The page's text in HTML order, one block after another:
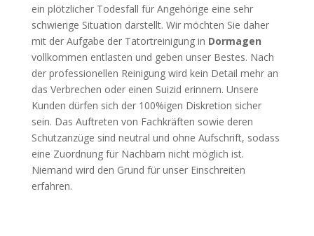
ein plötzlicher Todesfall für Angehörige eine sehr
schwierige Situation darstellt. Wir möchten Sie daher
mit der Aufgabe der Tatortreinigung in Dormagen
vollkommen entlasten und geben unser Bestes. Nach
der professionellen Reinigung wird kein Detail mehr an
das Verbrechen oder einen Suizid erinnern. Unsere
Kunden dürfen sich der 100%igen Diskretion sicher
sein. Das Auftreten von Fachkräften sowie deren
Schutzanzüge sind neutral und ohne Aufschrift, sodass
eine Zuordnung für Nachbarn nicht möglich ist.
Niemand wird den Grund für unser Einschreiten
erfahren.